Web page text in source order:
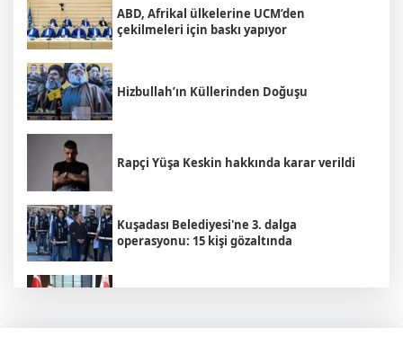
ABD, Afrikal ülkelerine UCM’den
çekilmeleri için baskı yapıyor
Hizbullah’ın Küllerinden Doğuşu
Rapçi Yüşa Keskin hakkında karar verildi
Kuşadası Belediyesi'ne 3. dalga
operasyonu: 15 kişi gözaltında